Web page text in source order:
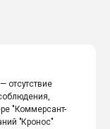
отсутствие
"Коммерсант-
"Кронос"